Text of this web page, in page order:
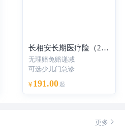
长相安长期医疗险（20年保证续保）—个人版
无理赔免赔递减
可选少儿门急诊
¥ 191.00 起
更多 